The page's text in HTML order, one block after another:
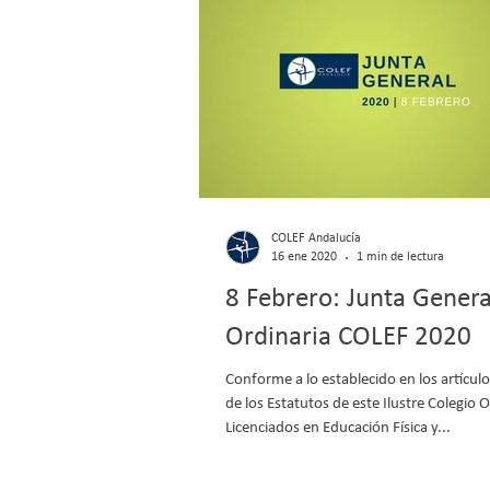
8 Febrero: Junta
Ordinaria COLEF 2020
Conforme a lo establecido en los
de los Estatutos de este Ilustre Colegio
Licenciados en Educación Física y...
COLEF Andalucía
16 ene 2020
1 min de lectura